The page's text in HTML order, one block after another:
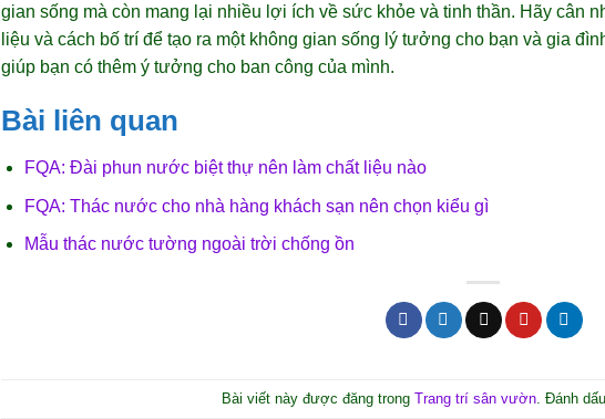
gian sống mà còn mang lại nhiều lợi ích về sức khỏe và tinh thần. Hãy cân
liệu và cách bố trí để tạo ra một không gian sống lý tưởng cho bạn và gia
giúp bạn có thêm ý tưởng cho ban công của mình.
Bài liên quan
FQA: Đài phun nước biệt thự nên làm chất liệu nào
FQA: Thác nước cho nhà hàng khách sạn nên chọn kiểu gì
Mẫu thác nước tường ngoài trời chống ồn
Bài viết này được đăng trong Trang trí sân vườn . Đánh dấu